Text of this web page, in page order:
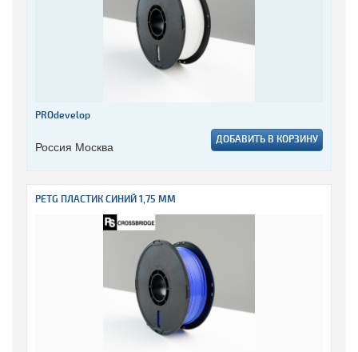
PROdevelop
Россия Москва ДОБАВИТЬ В КОРЗИНУ
PETG ПЛАСТИК СИНИЙ 1,75 ММ